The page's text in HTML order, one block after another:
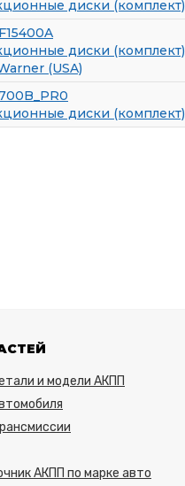
диски (комплект)
диски (комплект)
(USA)
диски (комплект)
и модели АКПП
АКПП по марке авто